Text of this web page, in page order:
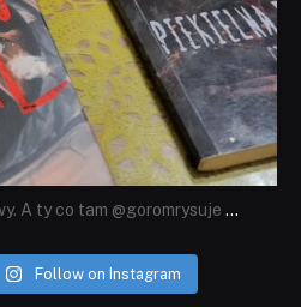
A ty co tam @goromrysuje ...
Follow on Instagram